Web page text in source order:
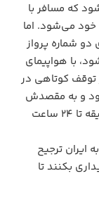
که مسافر با
خود می‌شود. اما
دو شماره پرواز
با هواپیمای
توقف کوتاهی در
و به مقصدش
می‌رود. توقف بین دو پرواز هم معمولا 30 دقیقه تا 24 ساعت
ایران ترجیح
بکنند تا